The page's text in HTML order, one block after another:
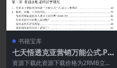
书籍宝库
七天悟透克亚营销万能公式.PD
F
资源下载此资源下载价格为2RMB立即